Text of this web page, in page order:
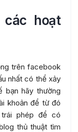
các hoạt
trên facebook
nhất có thể xảy
bạn hãy thường
khoản để từ đó
phép để có
thủ thuật tìm